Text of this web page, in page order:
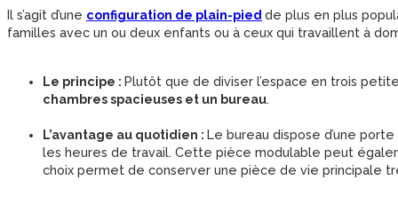
Il s’agit d’une configuration de plain-pied de plus en plus
familles avec un ou deux enfants ou à ceux qui travaillent à
Le principe : Plutôt que de diviser l’espace en trois
chambres spacieuses et un bureau.
L’avantage au quotidien : Le bureau dispose d’une
les heures de travail. Cette pièce modulable peut
choix permet de conserver une pièce de vie principale